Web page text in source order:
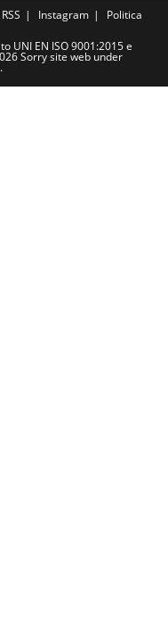
RSS Instagram Politica
UNI EN ISO 9001:2015 e
Sorry site web under